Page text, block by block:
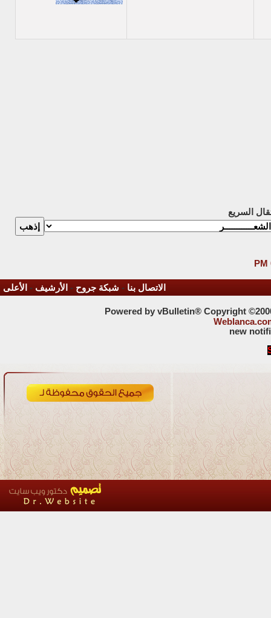
السريع
الاتصال بنا - شبكة جروح - الأرشيف - الأعلى
Powered by vBulletin® Copyright
new